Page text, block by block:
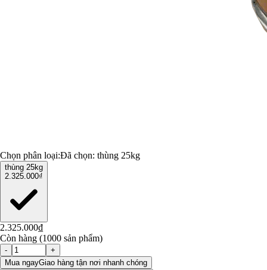
Chọn phân loại:Đã chọn: thùng 25kg
thùng 25kg
2.325.000₫
2.325.000₫
Còn hàng (1000 sản phẩm)
-
+
Mua ngayGiao hàng tận nơi nhanh chóng